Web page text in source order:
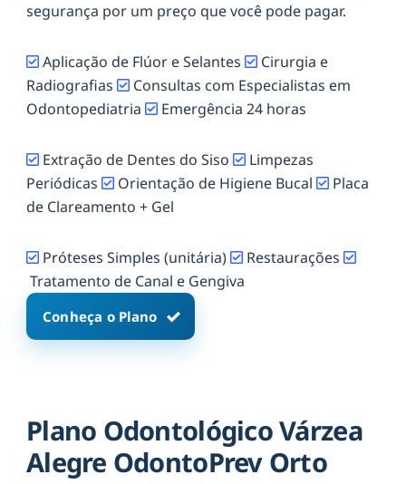
segurança por um preço que você pode pagar.
Aplicação de Flúor e Selantes
Cirurgia e
Radiografias
Consultas com Especialistas em
Odontopediatria
Emergência 24 horas
Extração de Dentes do Siso
Limpezas
Periódicas
Orientação de Higiene Bucal
Placa
de Clareamento + Gel
Próteses Simples (unitária)
Restaurações
Tratamento de Canal e Gengiva
Conheça o Plano
Plano Odontológico Várzea
Alegre OdontoPrev Orto